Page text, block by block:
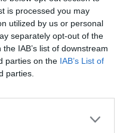
is processed you may
utilized by us or personal
separately opt-out of the
IAB’s list of downstream
parties on the IAB’s List of
parties.
2026. augusztus 6.
Sokkoló,
Komoly